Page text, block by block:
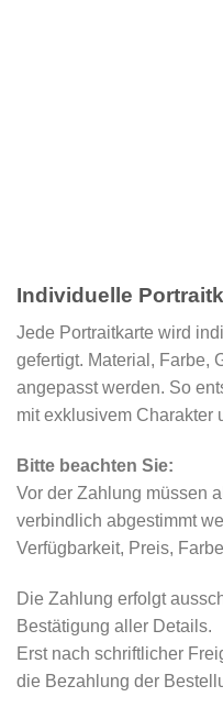
Individuelle
Jede Portraitkarte wird
gefertigt. Material, Farbe,
angepasst werden. So
mit exklusivem Charakter
Bitte beachten Sie:
Vor der Zahlung müssen
verbindlich abgestimmt
Verfügbarkeit, Preis,
Die Zahlung erfolgt
Bestätigung aller Details.
Erst nach schriftlicher
die Bezahlung der